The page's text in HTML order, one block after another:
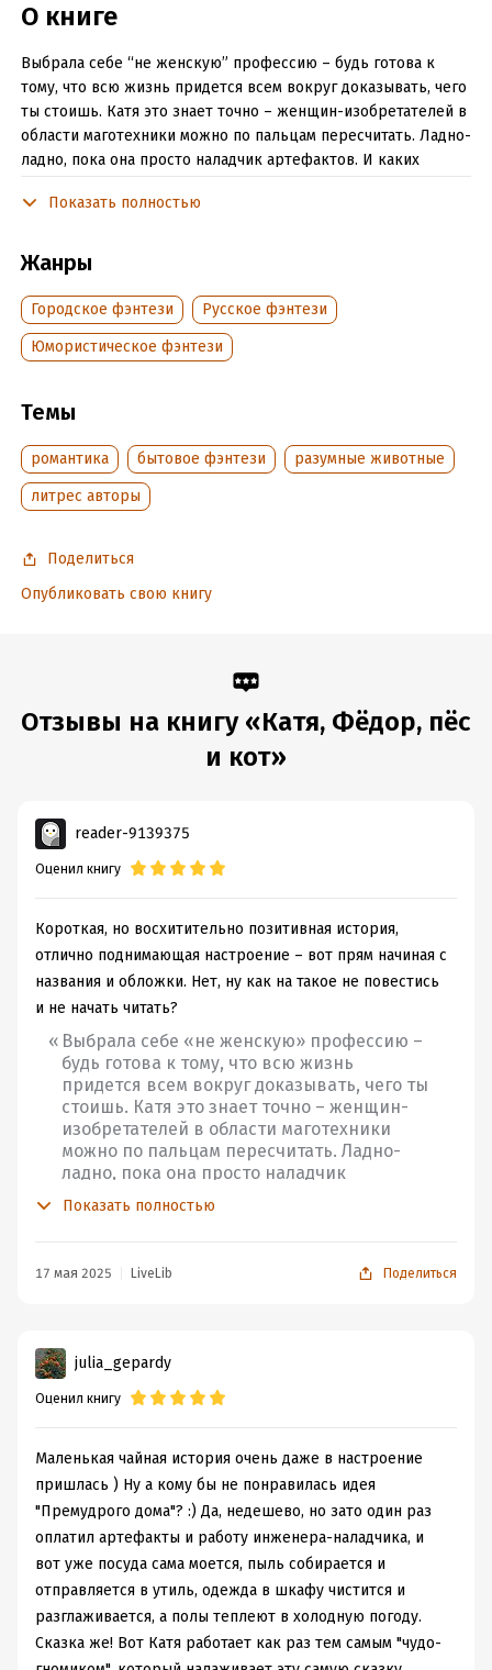
О книге
Выбрала себе “не женскую” профессию – будь готова к
тому, что всю жизнь придется всем вокруг доказывать, чего
ты стоишь. Катя это знает точно – женщин-изобретателей в
области маготехники можно по пальцам пересчитать. Ладно-
ладно, пока она просто наладчик артефактов. И каких
заказчик – кот, тут можно ждать любых неожиданностей…
Подробная информация
Дата написания:3 февраля 2025
Объем:135189
Время на чтение:
Показать полностью
Жанры
Городское фэнтези
Русское фэнтези
Юмористическое фэнтези
Темы
романтика бытовое фэнтези
разумные животные
литрес авторы
Поделиться
Опубликовать свою книгу
Отзывы на книгу «Катя, Фёдор, пёс
и кот»
reader-9139375
Оценил книгу
Короткая, но восхитительно позитивная история,
отлично поднимающая настроение – вот прям начиная с
названия и обложки. Нет, ну как на такое не повестись
и не начать читать?
Выбрала себе «не женскую» профессию –
будь готова к тому, что всю жизнь
придется всем вокруг доказывать, чего ты
стоишь. Катя это знает точно – женщин-
изобретателей в области маготехники
можно по пальцам пересчитать. Ладно-
ладно, пока она просто наладчик
артефактов. И каких только кадров среди
заказчиков не попадается! А уж когда
гражданами государства, магические артефакты
соседствуют с электроприборами, а дома не просто
обитателей жилплощади. Да-да, кот тоже считается, и
тоже может заказать выезд техника-наладчика. А тот
обязан выехать – заявка оплачена, да и человек,
проживающий с котом, сказал «ставьте, что хотите»...
Это он ещё не знал, на что соглашается. Вам бы, к
примеру, понравилось, чтоб параметры будильника
вам настраивал ваш кот? Тот самый, у которого лапки и
который никак не согласен на автоматическую
Показать полностью
17 мая 2025 LiveLib Поделиться
julia_gepardy
Оценил книгу
Маленькая чайная история очень даже в настроение
пришлась ) Ну а кому бы не понравилась идея
"Премудрого дома"? :) Да, недешево, но зато один раз
оплатил артефакты и работу инженера-наладчика, и
вот уже посуда сама моется, пыль собирается и
отправляется в утиль, одежда в шкафу чистится и
разглаживается, а полы теплеют в холодную погоду.
Сказка же! Вот Катя работает как раз тем самым "чудо-